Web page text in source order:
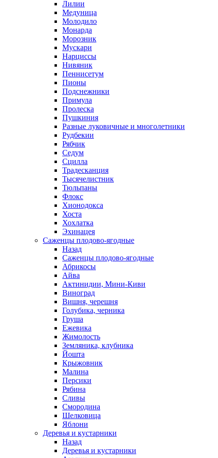
Лилии
Медуница
Молодило
Монарда
Морозник
Мускари
Нарциссы
Нивяник
Пеннисетум
Пионы
Подснежники
Примула
Пролеска
Пушкиния
Разные луковичные и многолетники
Рудбекии
Рябчик
Седум
Сцилла
Традесканция
Тысячелистник
Тюльпаны
Флокс
Хионодокса
Хоста
Хохлатка
Эхинацея
Саженцы плодово-ягодные
Назад
Саженцы плодово-ягодные
Абрикосы
Айва
Актинидии, Мини-Киви
Виноград
Вишня, черешня
Голубика, черника
Груша
Ежевика
Жимолость
Земляника, клубника
Йошта
Крыжовник
Малина
Персики
Рябина
Сливы
Смородина
Шелковица
Яблони
Деревья и кустарники
Назад
Деревья и кустарники